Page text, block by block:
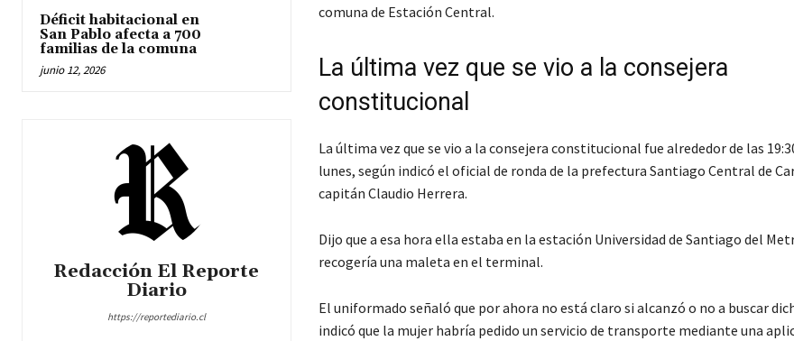
Déficit habitacional en
San Pablo afecta a 700
familias de la comuna
junio 12, 2026
Redacción El Reporte
Diario
https://reportediario.cl
comuna de Estación Central.
La última vez que se vio a la consejera
constitucional
La última vez que se vio a la consejera constitucional fue alrededor de las
lunes, según indicó el oficial de ronda de la prefectura Santiago Central de
capitán Claudio Herrera.
Dijo que a esa hora ella estaba en la estación Universidad de Santiago del
recogería una maleta en el terminal.
El uniformado señaló que por ahora no está claro si alcanzó o no a buscar
indicó que la mujer habría pedido un servicio de transporte mediante una